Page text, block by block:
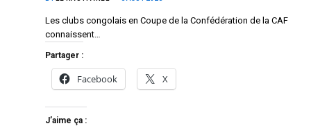
Les clubs congolais en Coupe de la Confédération de la CAF
connaissent…
Partager :
Facebook X
J’aime ça :